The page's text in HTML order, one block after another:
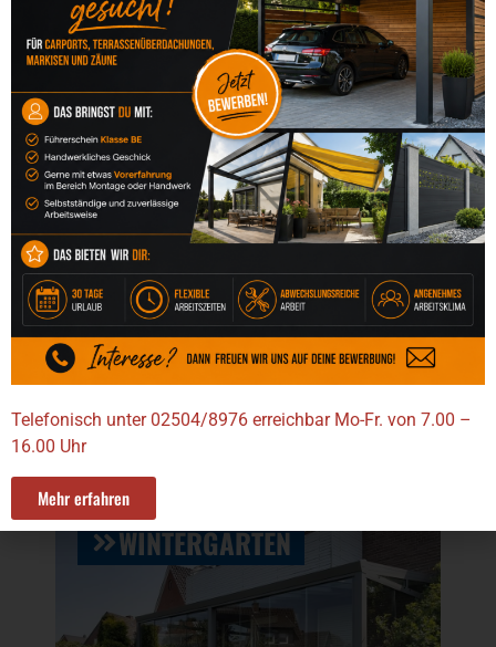
TERRASSENÜBERDACHUNGEN
WINTERGÄRTEN
Telefonisch unter 02504/8976 erreichbar Mo-Fr. von 7.00 –
16.00 Uhr
Mehr erfahren